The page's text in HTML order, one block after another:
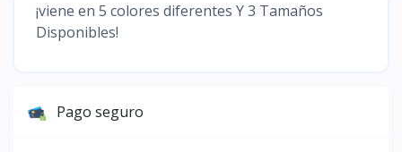
¡viene en 5 colores diferentes Y 3 Tamaños
Disponibles!
Pago seguro